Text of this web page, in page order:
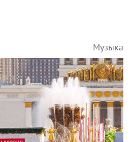
фасады домов, где
Тургенев
Музыка